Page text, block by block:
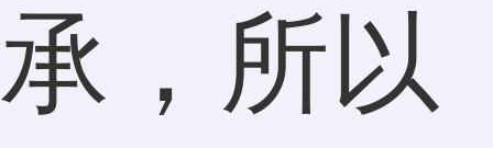
承，所以